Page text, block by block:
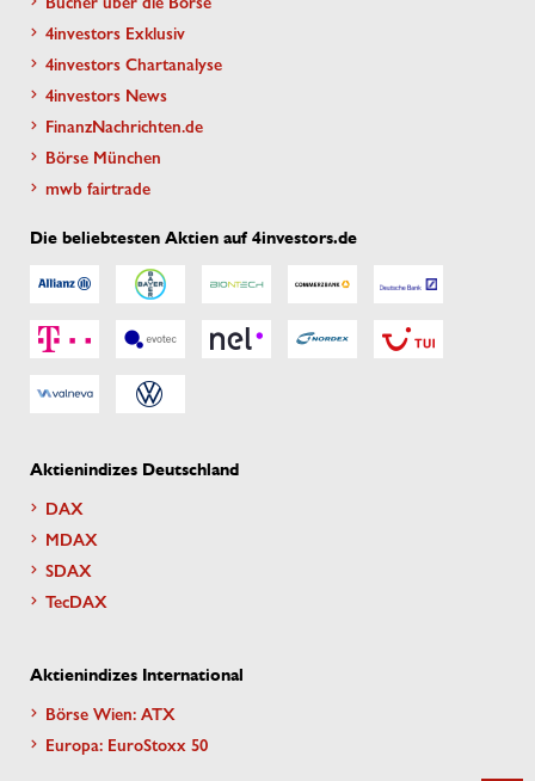
4investors Exklusiv
4investors Chartanalyse
4investors News
FinanzNachrichten.de
Börse München
mwb fairtrade
Die beliebtesten Aktien auf 4investors.de
Aktienindizes Deutschland
DAX
MDAX
SDAX
TecDAX
Aktienindizes International
Börse Wien: ATX
Europa: EuroStoxx 50